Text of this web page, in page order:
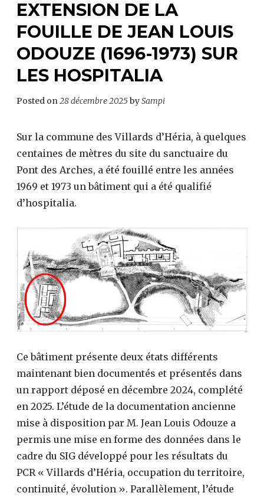
EXTENSION DE LA
FOUILLE DE JEAN LOUIS
ODOUZE (1696-1973) SUR
LES HOSPITALIA
Posted on28 décembre 2025bySampi
Sur la commune des Villards d’Héria, à quelques
centaines de mètres du site du sanctuaire du
Pont des Arches, a été fouillé entre les années
1969 et 1973 un bâtiment qui a été qualifié
d’hospitalia.
Ce bâtiment présente deux états différents
maintenant bien documentés et présentés dans
un rapport déposé en décembre 2024, complété
en 2025. L’étude de la documentation ancienne
mise à disposition par M. Jean Louis Odouze a
permis une mise en forme des données dans le
cadre du SIG développé pour les résultats du
PCR « Villards d’Héria, occupation du territoire,
continuité, évolution ». Parallèlement, l’étude